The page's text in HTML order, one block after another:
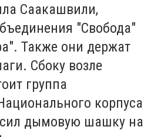
Саакашвили,
"Свобода"
Также они держат
Сбоку возле
группа
корпуса
дымовую шашку на